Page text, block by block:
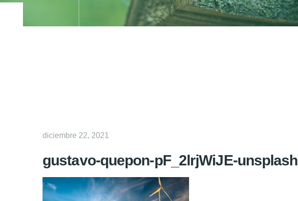
diciembre 22, 2021
gustavo-quepon-pF_2lrjWiJE-unsplash